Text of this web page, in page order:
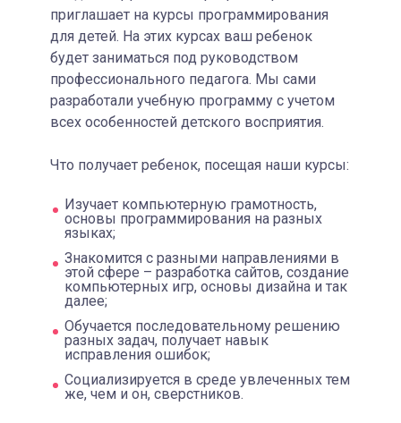
приглашает на курсы программирования
для детей. На этих курсах ваш ребенок
будет заниматься под руководством
профессионального педагога. Мы сами
разработали учебную программу с учетом
всех особенностей детского восприятия.
Что получает ребенок, посещая наши курсы:
Изучает компьютерную грамотность,
основы программирования на разных
языках;
Знакомится с разными направлениями в
этой сфере – разработка сайтов, создание
компьютерных игр, основы дизайна и так
далее;
Обучается последовательному решению
разных задач, получает навык
исправления ошибок;
Социализируется в среде увлеченных тем
же, чем и он, сверстников.